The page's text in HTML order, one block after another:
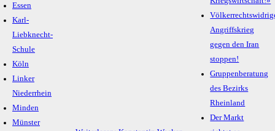
Essen
Karl-
Liebknecht-
Schule
Köln
Linker
Niederrhein
Minden
Münster
immer
weniger
Händen
nötiger
denn
je
ist«.
Angriffskrieg
gegen den Iran
stoppen!
Gruppenberatung
des Bezirks
Rheinland
Der Markt